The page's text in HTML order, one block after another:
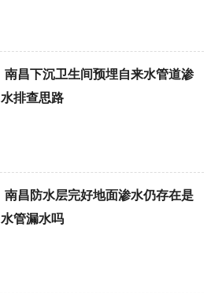
南昌下沉卫生间预埋自来水管道渗
水排查思路
南昌防水层完好地面渗水仍存在是
水管漏水吗